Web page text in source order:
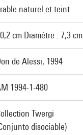
naturel et teint
cm Diamètre : 7,3 cm
de Alessi, 1994
1994-1-480
Twergi
disociable)